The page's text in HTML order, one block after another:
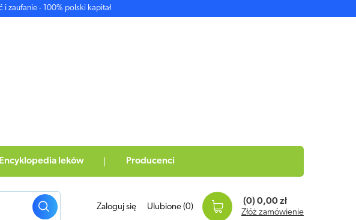
i zaufanie - 100% polski kapitał
Encyklopedia leków Producenci
Zaloguj się Ulubione (0)
(0)0,00 zł
Złóż zamówienie